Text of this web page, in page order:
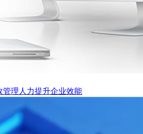
管理人力提升企业效能